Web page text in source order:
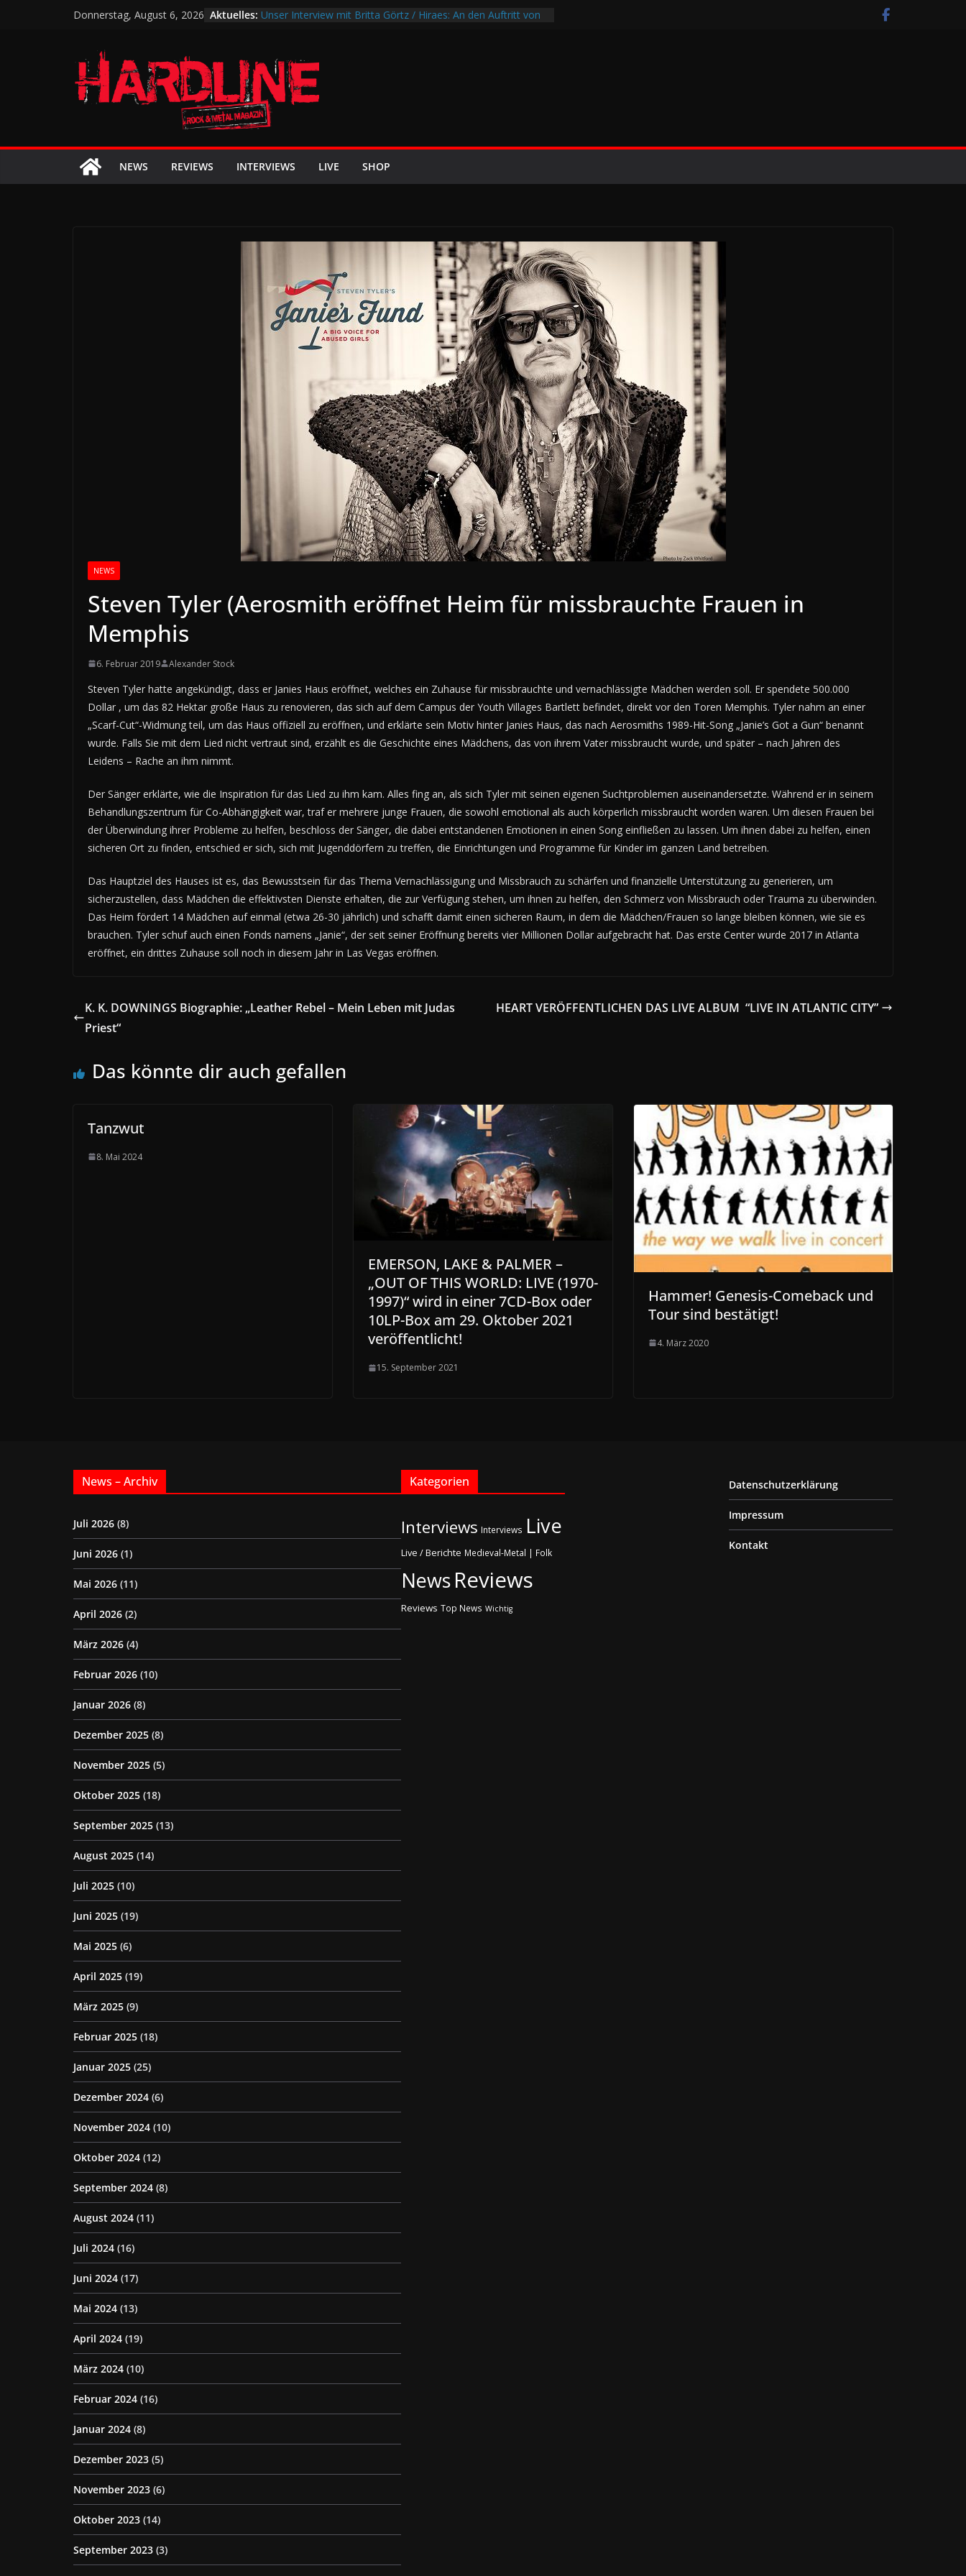
Donnerstag, August 6, 2026 Aktuelles: Unser Interview mit Britta Görtz / Hiraes: An den Auftritt von
Mythemia Tourdates 2026
Das Baltic Open-Air-Rockfestival 2026 lädt vom bis 22.
August zum Gipfeltreffen ins Wikingerland Haddeby
Anette Olzon kehrt im Sommer 2026 mit den Nightwish
Songs zurück auf die europäischen Bühnen
Das SUMMER BREEZE 2026 u.a. mit Helloween, In Flames,
Arch Enemy, Saxon und Eisbrecher
NEWS
REVIEWS INTERVIEWS LIVE SHOP
NEWS
Steven Tyler (Aerosmith eröffnet Heim für missbrauchte Frauen in
Memphis
6. Februar 2019 Alexander Stock
Steven Tyler hatte angekündigt, dass er Janies Haus eröffnet, welches ein Zuhause für missbrauchte und vernachlässigte Mädchen werden soll. Er spendete 500.000
Dollar , um das 82 Hektar große Haus zu renovieren, das sich auf dem Campus der Youth Villages Bartlett befindet, direkt vor den Toren Memphis. Tyler nahm an einer
„Scarf-Cut“-Widmung teil, um das Haus offiziell zu eröffnen, und erklärte sein Motiv hinter Janies Haus, das nach Aerosmiths 1989-Hit-Song „Janie’s Got a Gun“ benannt
wurde. Falls Sie mit dem Lied nicht vertraut sind, erzählt es die Geschichte eines Mädchens, das von ihrem Vater missbraucht wurde, und später – nach Jahren des
Leidens – Rache an ihm nimmt.
Der Sänger erklärte, wie die Inspiration für das Lied zu ihm kam. Alles fing an, als sich Tyler mit seinen eigenen Suchtproblemen auseinandersetzte. Während er in seinem
Behandlungszentrum für Co-Abhängigkeit war, traf er mehrere junge Frauen, die sowohl emotional als auch körperlich missbraucht worden waren. Um diesen Frauen bei
der Überwindung ihrer Probleme zu helfen, beschloss der Sänger, die dabei entstandenen Emotionen in einen Song einfließen zu lassen. Um ihnen dabei zu helfen, einen
sicheren Ort zu finden, entschied er sich, sich mit Jugenddörfern zu treffen, die Einrichtungen und Programme für Kinder im ganzen Land betreiben.
Das Hauptziel des Hauses ist es, das Bewusstsein für das Thema Vernachlässigung und Missbrauch zu schärfen und finanzielle Unterstützung zu generieren, um
sicherzustellen, dass Mädchen die effektivsten Dienste erhalten, die zur Verfügung stehen, um ihnen zu helfen, den Schmerz von Missbrauch oder Trauma zu überwinden.
Das Heim fördert 14 Mädchen auf einmal (etwa 26-30 jährlich) und schafft damit einen sicheren Raum, in dem die Mädchen/Frauen so lange bleiben können, wie sie es
brauchen. Tyler schuf auch einen Fonds namens „Janie“, der seit seiner Eröffnung bereits vier Millionen Dollar aufgebracht hat. Das erste Center wurde 2017 in Atlanta
eröffnet, ein drittes Zuhause soll noch in diesem Jahr in Las Vegas eröffnen.
K. K. DOWNINGS Biographie: „Leather Rebel – Mein Leben mit Judas
Priest“
HEART VERÖFFENTLICHEN DAS LIVE ALBUM “LIVE IN ATLANTIC CITY”
Das könnte dir auch gefallen
Tanzwut
8. Mai 2024
EMERSON, LAKE & PALMER –
„OUT OF THIS WORLD: LIVE (1970-
1997)“ wird in einer 7CD-Box oder
10LP-Box am 29. Oktober 2021
veröffentlicht!
15. September 2021
Hammer! Genesis-Comeback und
Tour sind bestätigt!
4. März 2020
News – Archiv
Juli 2026 (8)
Juni 2026 (1)
Mai 2026 (11)
April 2026 (2)
März 2026 (4)
Februar 2026 (10)
Januar 2026 (8)
Dezember 2025 (8)
November 2025 (5)
Oktober 2025 (18)
September 2025 (13)
August 2025 (14)
Juli 2025 (10)
Juni 2025 (19)
Mai 2025 (6)
April 2025 (19)
März 2025 (9)
Februar 2025 (18)
Januar 2025 (25)
Dezember 2024 (6)
November 2024 (10)
Oktober 2024 (12)
September 2024 (8)
August 2024 (11)
Juli 2024 (16)
Juni 2024 (17)
Mai 2024 (13)
April 2024 (19)
März 2024 (10)
Februar 2024 (16)
Januar 2024 (8)
Dezember 2023 (5)
November 2023 (6)
Oktober 2023 (14)
September 2023 (3)
Kategorien
Interviews Interviews Live
Live / Berichte Medieval-Metal | Folk
NewsReviews
Reviews Top News Wichtig
Datenschutzerklärung
Impressum
Kontakt